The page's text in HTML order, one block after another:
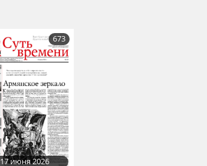
673
17 июня 2026